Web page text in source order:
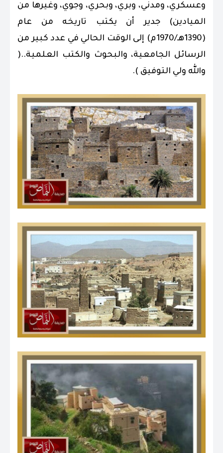
وعسكري، ومدني، وبري، وبحري، وجوي، وغيرها من
الميادين) جدير أن يكتب تاريخه من عام
(1390هـ/1970م) إلى الوقت الحالي في عدد كبير من
الرسائل الجامعية، والبحوث والكتب العلمية..(
والله ولي التوفيق ).